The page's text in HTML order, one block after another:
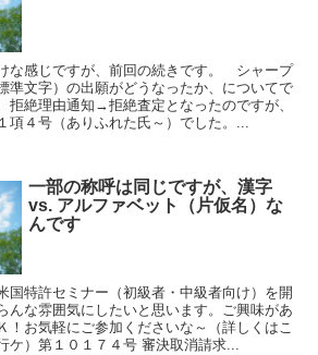
な感じですが、前回の続きです。 シャープ
準文字）の出願がどうなったか、についてで
絶理由通知→拒絶査定となったのですが、
項４号（ありふれた氏～）でした。...
一部の称呼は同じですが、漢字
vs. アルファベット（片仮名）な
んです
国特許セミナー（初級者・中級者向け）を開
な雰囲気にしたいと思います。ご興味があ
！お気軽にご参加くださいな～（詳しくはこ
ケ）第１０１７４号 審決取消請求...